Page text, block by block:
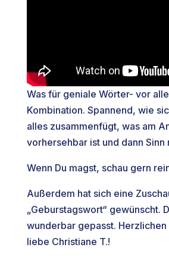
Was für geniale Wörter- vor
Kombination. Spannend, wie
alles zusammenfügt, was am
vorhersehbar ist und dann Sinn
Wenn Du magst, schau gern
Außerdem hat sich eine
„Geburstagswort“ gewünscht.
wunderbar gepasst. Herzlichen
liebe Christiane T.!